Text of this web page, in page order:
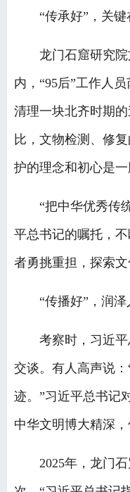
“传承好”，关键
龙门石窟研究院
内，“95后”工作人
清理一块北齐时期
比，文物检测、修
护的理念和初心是一
“把中华优秀传统
平总书记的嘱托，
者勇挑重担，探索文
“传播好”，润泽
考察时，习近平
交谈。有人高声说
迹。”习近平总书记
中华文明博大精深
2025年，龙门石